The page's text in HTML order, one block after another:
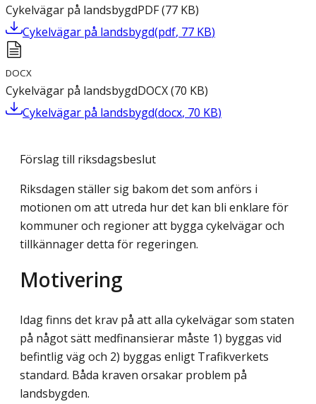
Cykelvägar på landsbygdPDF(77 KB)
Cykelvägar på landsbygd(pdf, 77 KB)
DOCX
Cykelvägar på landsbygdDOCX(70 KB)
Cykelvägar på landsbygd(docx, 70 KB)
Förslag till riksdagsbeslut
Riksdagen ställer sig bakom det som anförs i
motionen om att utreda hur det kan bli enklare för
kommuner och regioner att bygga cykelvägar och
tillkännager detta för regeringen.
Motivering
Idag finns det krav på att alla cykelvägar som staten
på något sätt medfinansierar måste 1) byggas vid
befintlig väg och 2) byggas enligt Trafikverkets
standard. Båda kraven orsakar problem på
landsbygden.